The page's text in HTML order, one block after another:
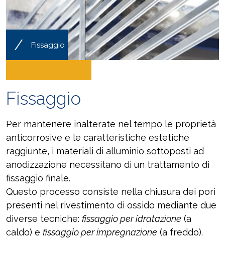
/ Fissaggio
Fissaggio
Per mantenere inalterate nel tempo le proprietà
anticorrosive e le caratteristiche estetiche
raggiunte, i materiali di alluminio sottoposti ad
anodizzazione necessitano di un trattamento di
fissaggio finale.
Questo processo consiste nella chiusura dei pori
presenti nel rivestimento di ossido mediante due
diverse tecniche: fissaggio per idratazione (a
caldo) e fissaggio per impregnazione (a freddo).